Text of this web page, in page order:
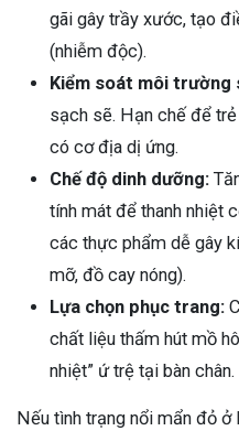
gãi gây trầy xước, tạo
(nhiễm độc).
Kiểm soát môi trường
sạch sẽ. Hạn chế để
có cơ địa dị ứng.
Chế độ dinh dưỡng:
tính mát để thanh nhiệt
các thực phẩm dễ gây
mỡ, đồ cay nóng).
Lựa chọn phục trang:
chất liệu thấm hút mồ
nhiệt” ứ trệ tại bàn chân.
Nếu tình trạng nổi mẩn đỏ ở